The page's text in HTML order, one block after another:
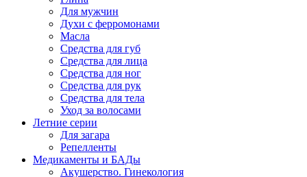
Для мужчин
Духи с ферромонами
Масла
Средства для губ
Средства для лица
Средства для ног
Средства для рук
Средства для тела
Уход за волосами
Летние серии
Для загара
Репелленты
Медикаменты и БАДы
Акушерство. Гинекология